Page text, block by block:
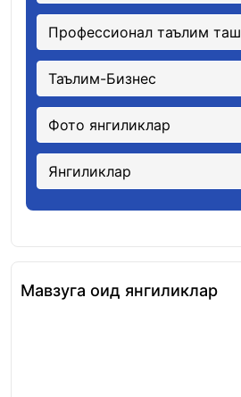
Профессионал таълим
Таълим-Бизнес
Фото янгиликлар
Янгиликлар
Мавзуга оид янгиликлар